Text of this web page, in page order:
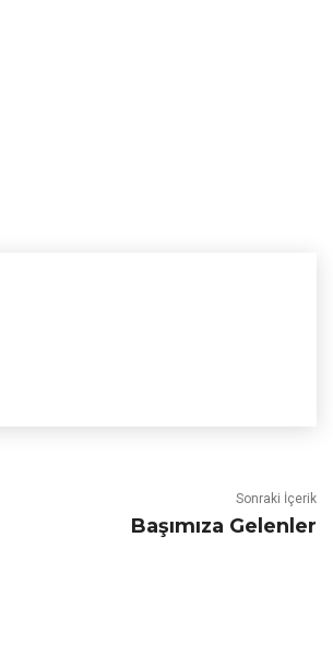
Sonraki İçerik
Başımıza Gelenler